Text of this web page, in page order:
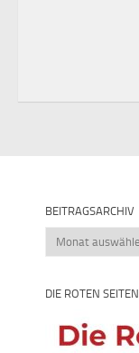
BEITRAGSARCHIV
Beitragsarchiv
DIE ROTEN SEITEN